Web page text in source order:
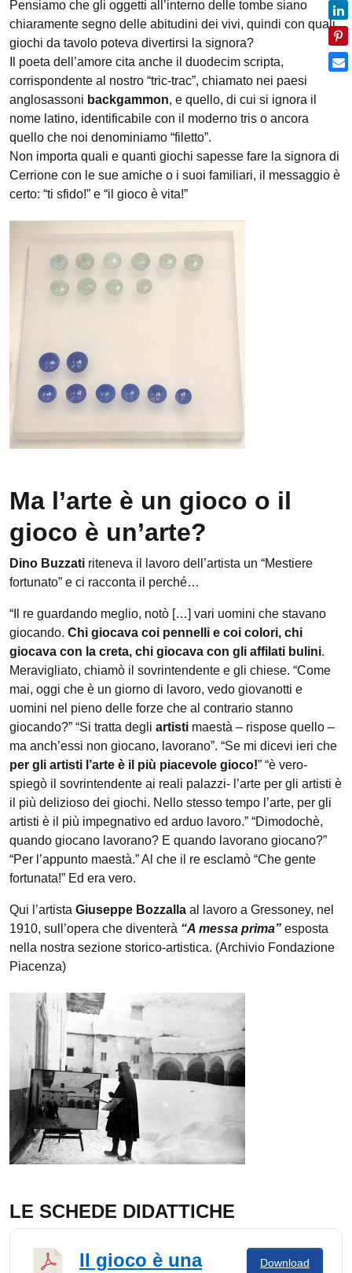
Pensiamo che gli oggetti all’interno delle tombe siano
chiaramente segno delle abitudini dei vivi, quindi con quali
giochi da tavolo poteva divertirsi la signora?
Il poeta dell’amore cita anche il duodecim scripta,
corrispondente al nostro “tric-trac”, chiamato nei paesi
anglosassoni backgammon, e quello, di cui si ignora il
nome latino, identificabile con il moderno tris o ancora
quello che noi denominiamo “filetto”.
Non importa quali e quanti giochi sapesse fare la signora di
Cerrione con le sue amiche o i suoi familiari, il messaggio è
certo: “ti sfido!” e “il gioco è vita!”
Ma l’arte è un gioco o il
gioco è un’arte?
Dino Buzzati riteneva il lavoro dell’artista un “Mestiere
fortunato” e ci racconta il perché…
“Il re guardando meglio, notò […] vari uomini che stavano
giocando. Chi giocava coi pennelli e coi colori, chi
giocava con la creta, chi giocava con gli affilati bulini.
Meravigliato, chiamò il sovrintendente e gli chiese. “Come
mai, oggi che è un giorno di lavoro, vedo giovanotti e
uomini nel pieno delle forze che al contrario stanno
giocando?” “Si tratta degli artisti maestà – rispose quello –
ma anch’essi non giocano, lavorano”. “Se mi dicevi ieri che
per gli artisti l’arte è il più piacevole gioco!” “è vero-
spiegò il sovrintendente ai reali palazzi- l’arte per gli artisti è
il più delizioso dei giochi. Nello stesso tempo l’arte, per gli
artisti è il più impegnativo ed arduo lavoro.” “Dimodochè,
quando giocano lavorano? E quando lavorano giocano?”
“Per l’appunto maestà.” Al che il re esclamò “Che gente
fortunata!” Ed era vero.
Qui l’artista Giuseppe Bozzalla al lavoro a Gressoney, nel
1910, sull’opera che diventerà “A messa prima” esposta
nella nostra sezione storico-artistica. (Archivio Fondazione
Piacenza)
LE SCHEDE DIDATTICHE
Il gioco è una
Download